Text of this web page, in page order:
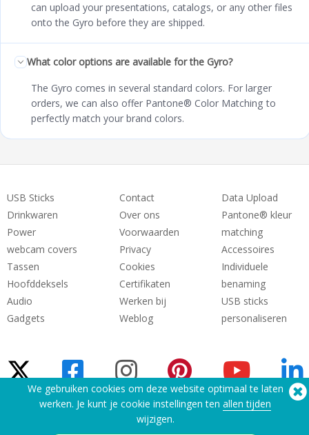
can upload your presentations, catalogs, or any other files
onto the Gyro before they are shipped.
What color options are available for the Gyro?
The Gyro comes in several standard colors. For larger
orders, we can also offer Pantone® Color Matching to
perfectly match your brand colors.
USB Sticks
Drinkwaren
Power
webcam covers
Tassen
Hoofddeksels
Audio
Gadgets
Contact
Over ons
Voorwaarden
Privacy
Cookies
Certifikaten
Werken bij
Weblog
Data Upload
Pantone® kleur
matching
Accessoires
Individuele
benaming
USB sticks
personaliseren
Hulp nodig? Telefoon:
We gebruiken cookies om deze website optimaal te laten
werken. Je kunt je cookie instellingen ten allen tijden
wijzigen.